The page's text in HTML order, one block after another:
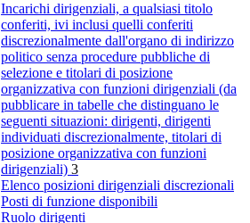
Incarichi dirigenziali, a qualsiasi titolo
conferiti, ivi inclusi quelli conferiti
discrezionalmente dall'organo di indirizzo
politico senza procedure pubbliche di
selezione e titolari di posizione
organizzativa con funzioni dirigenziali (da
pubblicare in tabelle che distinguano le
seguenti situazioni: dirigenti, dirigenti
individuati discrezionalmente, titolari di
posizione organizzativa con funzioni
dirigenziali) 3
Elenco posizioni dirigenziali discrezionali
Posti di funzione disponibili
Ruolo dirigenti